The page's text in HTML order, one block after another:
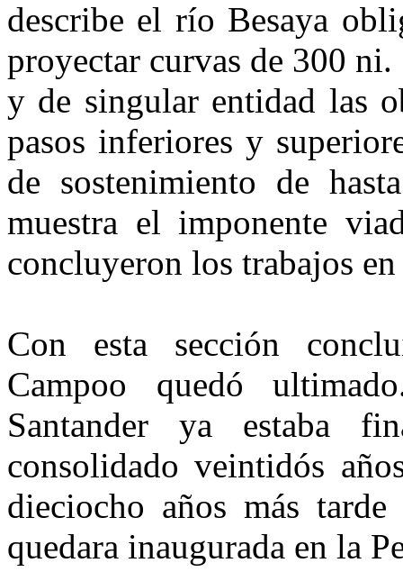
describe el río Besaya
proyectar curvas de 300
y de singular entidad las
pasos inferiores y
de sostenimiento de
muestra el imponente
concluyeron los trabajos
Con esta sección
Campoo quedó
Santander ya estaba
consolidado veintidós
dieciocho años más
quedara inaugurada en la